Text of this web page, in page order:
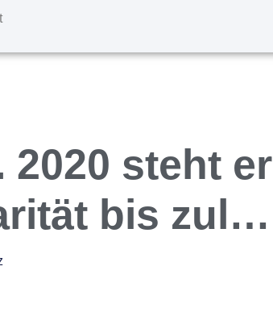
steht er
bis zul…